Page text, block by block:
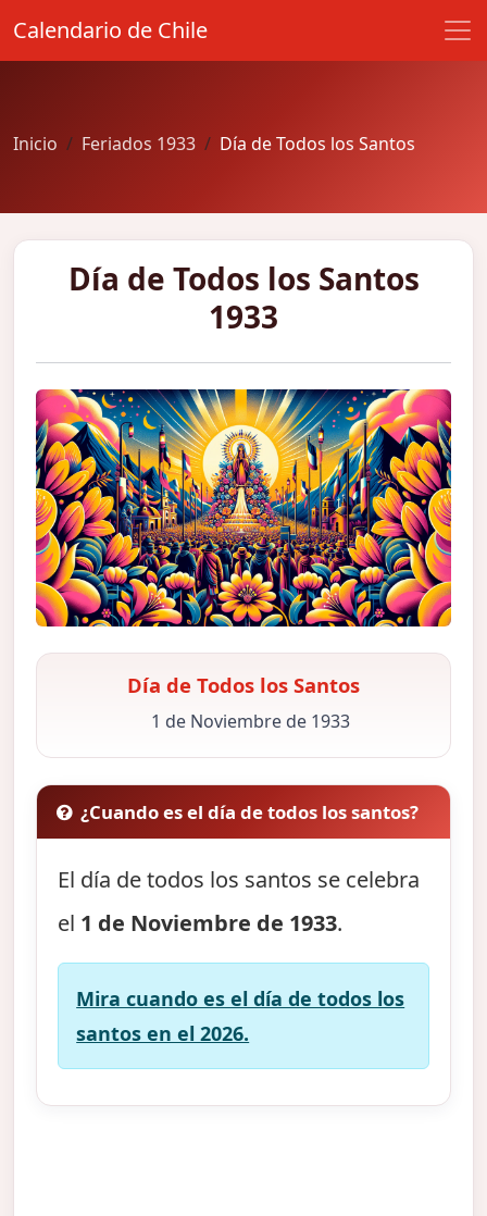
Calendario de Chile
Inicio Feriados 1933 Día de Todos los Santos
Día de Todos los Santos
1933
Día de Todos los Santos
1 de Noviembre de 1933
¿Cuando es el día de todos los santos?
El día de todos los santos se celebra
el 1 de Noviembre de 1933.
Mira cuando es el día de todos los
santos en el 2026.